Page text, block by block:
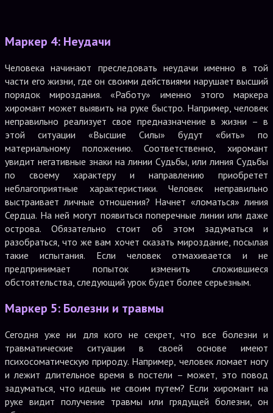
Маркер 4: Неудачи
Человека начинают преследовать неудачи именно в той
части его жизни, где он своими действиями нарушает высший
порядок мироздания. «Работу» именно этого маркера
хиромант может выявить на руке быстро. Например, человек
неправильно реализует свое предназначение в жизни – в
этой ситуации «Высшие Силы» будут «бить» по
материальному положению. Соответственно, хиромант
увидит негативные знаки на линии Судьбы, или линия Судьбы
по своему характеру и направлению приобретет
неблагоприятные характеристики. Человек неправильно
выстраивает личные отношения? Начнет «ломаться» линия
Сердца. На ней могут появиться поперечные линии или даже
острова. Обязательно стоит об этом задуматься и
разобраться, что же вам хочет сказать мироздание, посылая
такие испытания. Если человек отмахивается и не
предпринимает попыток изменить сложившиеся
обстоятельства, следующий урок будет более серьезным.
Маркер 5: Болезни и травмы
Сегодня уже ни для кого не секрет, что все болезни и
травматические ситуации в своей основе имеют
психосоматическую природу. Например, человек ломает ногу
и лежит длительное время в постели – может, это повод
задуматься, что идешь не своим путем? Если хиромант на
руке видит получение травмы или грядущей болезни, он